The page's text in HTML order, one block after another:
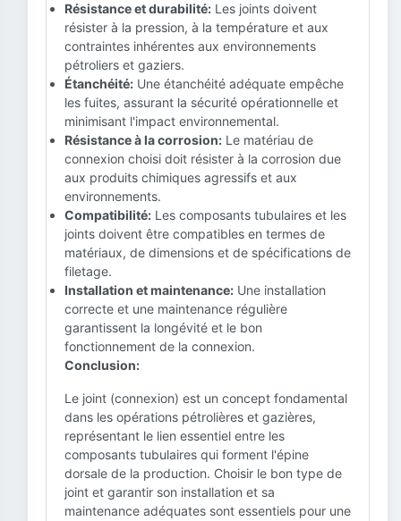
Résistance et durabilité: Les joints doivent
résister à la pression, à la température et aux
contraintes inhérentes aux environnements
pétroliers et gaziers.
Étanchéité: Une étanchéité adéquate empêche
les fuites, assurant la sécurité opérationnelle et
minimisant l'impact environnemental.
Résistance à la corrosion: Le matériau de
connexion choisi doit résister à la corrosion due
aux produits chimiques agressifs et aux
environnements.
Compatibilité: Les composants tubulaires et les
joints doivent être compatibles en termes de
matériaux, de dimensions et de spécifications de
filetage.
Installation et maintenance: Une installation
correcte et une maintenance régulière
garantissent la longévité et le bon
fonctionnement de la connexion.
Conclusion:
Le joint (connexion) est un concept fondamental
dans les opérations pétrolières et gazières,
représentant le lien essentiel entre les
composants tubulaires qui forment l'épine
dorsale de la production. Choisir le bon type de
joint et garantir son installation et sa
maintenance adéquates sont essentiels pour une